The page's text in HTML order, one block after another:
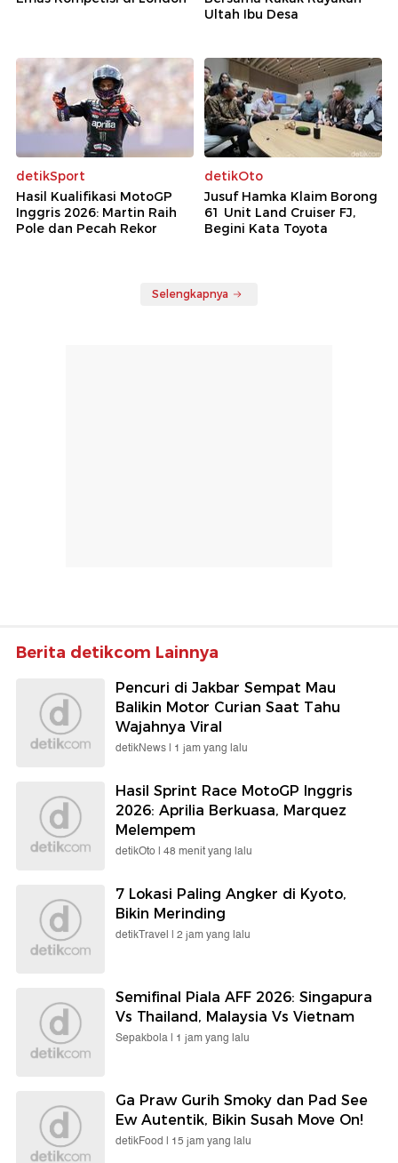
Ultah Ibu Desa
detikSport
Hasil Kualifikasi MotoGP
Inggris 2026: Martin Raih
Pole dan Pecah Rekor
detikOto
Jusuf Hamka Klaim Borong
61 Unit Land Cruiser FJ,
Begini Kata Toyota
Selengkapnya
Berita detikcom Lainnya
Pencuri di Jakbar Sempat Mau
Balikin Motor Curian Saat Tahu
Wajahnya Viral
detikNews | 1 jam yang lalu
Hasil Sprint Race MotoGP Inggris
2026: Aprilia Berkuasa, Marquez
Melempem
detikOto | 48 menit yang lalu
7 Lokasi Paling Angker di Kyoto,
Bikin Merinding
detikTravel | 2 jam yang lalu
Semifinal Piala AFF 2026: Singapura
Vs Thailand, Malaysia Vs Vietnam
Sepakbola | 1 jam yang lalu
Ga Praw Gurih Smoky dan Pad See
Ew Autentik, Bikin Susah Move On!
detikFood | 15 jam yang lalu